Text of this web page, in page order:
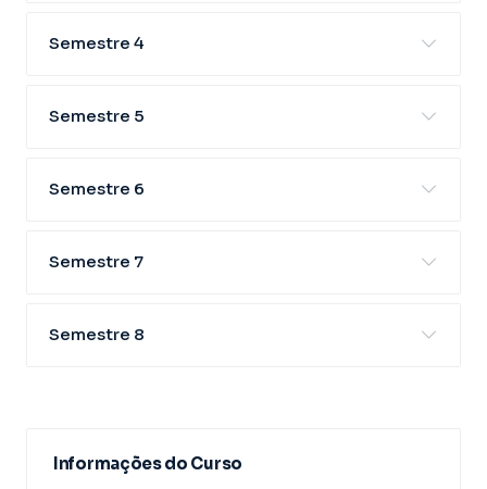
Semestre 4
Semestre 5
Semestre 6
Semestre 7
Semestre 8
Informações do Curso